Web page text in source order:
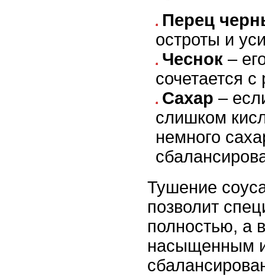
Перец
остроты и
Чеснок –
сочетается
Сахар –
слишком
немного
Тушение
позволит
полностью, а
насыщенным